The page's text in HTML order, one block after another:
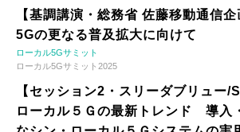
【基調講演・総務省 佐藤移動通信
5Gの更なる普及拡大に向けて
ローカル5Gサミット
ローカル5Gサミット2025
【セッション2・スリーダブリュー/
ローカル５Ｇの最新トレンド 導入